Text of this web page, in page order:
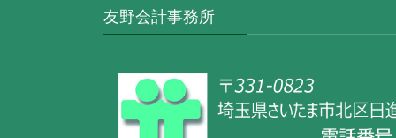
友野会計事務所